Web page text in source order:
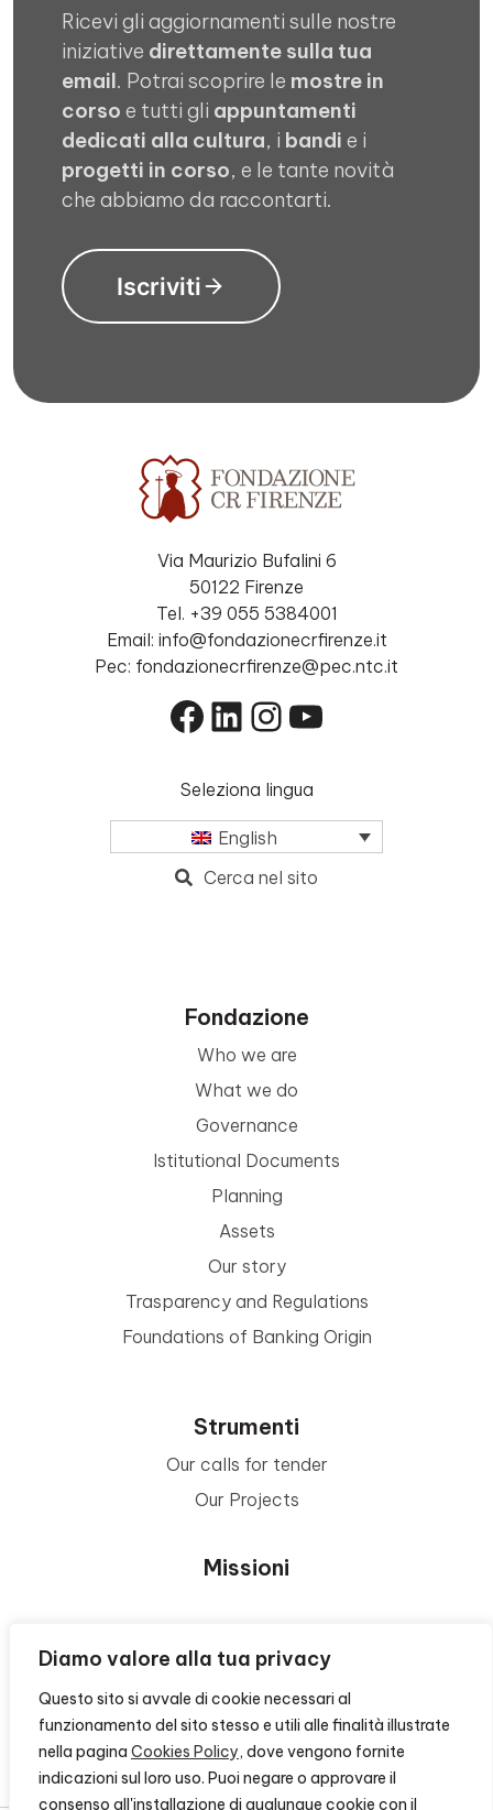
Diamo valore alla tua privacy
Questo sito si avvale di cookie necessari al
funzionamento del sito stesso e utili alle finalità illustrate
nella pagina Cookies Policy, dove vengono fornite
indicazioni sul loro uso. Puoi negare o approvare il
consenso all'installazione di qualunque cookie con il
Ricevi gli aggiornamenti sulle nostre
iniziative direttamente sulla tua
email. Potrai scoprire le mostre in
corso e tutti gli appuntamenti
dedicati alla cultura, i bandi e i
progetti in corso, e le tante novità
che abbiamo da raccontarti.
Iscriviti
Via Maurizio Bufalini 6
50122 Firenze
Tel. +39 055 5384001
Email: info@fondazionecrfirenze.it
Pec: fondazionecrfirenze@pec.ntc.it
Facebook
LinkedIn
Instagram
YouTube
Seleziona lingua
English
Cerca nel sito
Fondazione
Who we are
What we do
Governance
Istitutional Documents
Planning
Assets
Our story
Trasparency and Regulations
Foundations of Banking Origin
Strumenti
Our calls for tender
Our Projects
Missioni
Area Beneficiari
Privacy e Informative
Contacts